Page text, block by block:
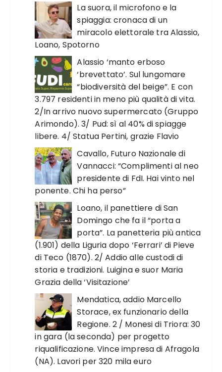
La suora, il microfono e la
spiaggia: cronaca di un
miracolo elettorale tra Alassio,
Loano, Spotorno
Alassio ‘manto erboso
‘brevettato’. Sul lungomare
“biodiversità del beige”. E con
3.797 residenti in meno più qualità di vita.
2/In arrivo nuovo supermercato (Gruppo
Arimondo). 3/ Pud: sì al 40% di spiagge
libere. 4/ Statua Pertini, grazie Flavio
Cavallo, Futuro Nazionale di
Vannacci: “Complimenti al neo
presidente di FdI. Hai vinto nel
ponente. Chi ha perso”
Loano, il panettiere di San
Domingo che fa il “porta a
porta”. La panetteria più antica
(1.901) della Liguria dopo ‘Ferrari’ di Pieve
di Teco (1870). 2/ Addio alle custodi di
storia e tradizioni. Luigina e suor Maria
Grazia della ‘Visitazione’
Mendatica, addio Marcello
Storace, ex funzionario della
Regione. 2 / Monesi di Triora: 30
in gara (la seconda) per progetto
riqualificazione. Vince impresa di Afragola
(NA). Lavori per 320 mila euro